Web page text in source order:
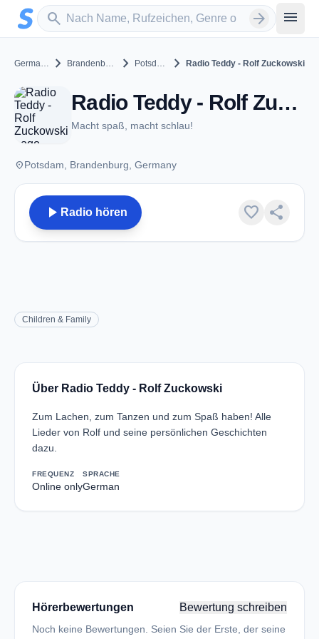
Zum Hauptinhalt springen
search
Sender suchen arrow_forward menu
Germany chevron_right Brandenburg chevron_right Potsdam chevron_right Radio Teddy - Rolf Zuckowski
Radio Teddy - Rolf Zuckowski - Potsdam
Macht spaß, macht schlau!
placePotsdam, Brandenburg, Germany
play_arrow Radio hören favorite share
Children & Family
Über Radio Teddy - Rolf Zuckowski
Zum Lachen, zum Tanzen und zum Spaß haben! Alle
Lieder von Rolf und seine persönlichen Geschichten
dazu.
FREQUENZ
Online only
SPRACHE
German
Hörerbewertungen Bewertung schreiben
Noch keine Bewertungen. Seien Sie der Erste, der seine